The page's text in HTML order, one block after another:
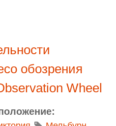
Beachport - Robe -
обозрения
Wheel